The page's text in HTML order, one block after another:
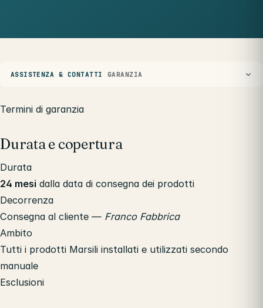
ASSISTENZA & CONTATTI GARANZIA
Termini di garanzia
Durata e copertura
Durata
24 mesi dalla data di consegna dei prodotti
Decorrenza
Consegna al cliente — Franco Fabbrica
Ambito
Tutti i prodotti Marsili installati e utilizzati secondo
manuale
Esclusioni